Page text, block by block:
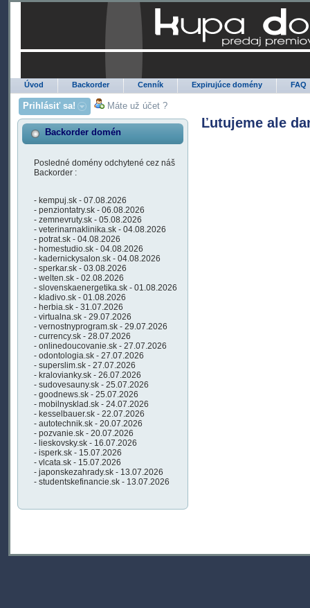
Úvod Backorder Cenník Expirujúce domény FAQ
Prihlásiť sa! Máte už účet ?
Backorder domén
Posledné domény odchytené cez náš
Backorder :
- kempuj.sk - 07.08.2026
- penziontatry.sk - 06.08.2026
- zemnevruty.sk - 05.08.2026
- veterinarnaklinika.sk - 04.08.2026
- potrat.sk - 04.08.2026
- homestudio.sk - 04.08.2026
- kadernickysalon.sk - 04.08.2026
- sperkar.sk - 03.08.2026
- welten.sk - 02.08.2026
- slovenskaenergetika.sk - 01.08.2026
- kladivo.sk - 01.08.2026
- herbia.sk - 31.07.2026
- virtualna.sk - 29.07.2026
- vernostnyprogram.sk - 29.07.2026
- currency.sk - 28.07.2026
- onlinedoucovanie.sk - 27.07.2026
- odontologia.sk - 27.07.2026
- superslim.sk - 27.07.2026
- kralovianky.sk - 26.07.2026
- sudovesauny.sk - 25.07.2026
- goodnews.sk - 25.07.2026
- mobilnysklad.sk - 24.07.2026
- kesselbauer.sk - 22.07.2026
- autotechnik.sk - 20.07.2026
- pozvanie.sk - 20.07.2026
- lieskovsky.sk - 16.07.2026
- isperk.sk - 15.07.2026
- vlcata.sk - 15.07.2026
- japonskezahrady.sk - 13.07.2026
- studentskefinancie.sk - 13.07.2026
Ľutujeme ale